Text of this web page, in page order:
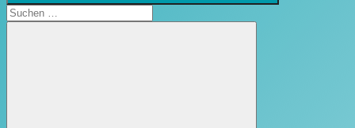
öffnen
Suchen
nach: